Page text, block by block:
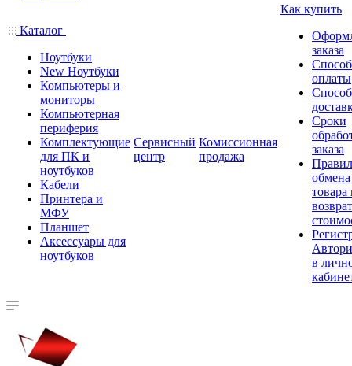
Каталог
Ноутбуки
New Ноутбуки
Компьютеры и
мониторы
Компьютерная
периферия
Комплектующие
для ПК и
ноутбуков
Кабели
Принтера и
МФУ
Планшет
Аксессуары для
ноутбуков
Сервисный
центр
Комиссионная
продажа
Как купить
заказа
оплаты
Сроки
заказа
обмена
товара
в